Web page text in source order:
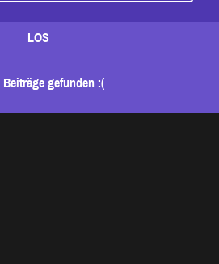
LOS
Beiträge gefunden :(